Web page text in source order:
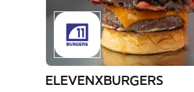
ELEVENXBURGERS